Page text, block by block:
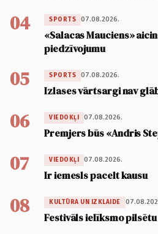
04 SPORTS 07.08.2026.
«Salacas Mauciens»
piedzīvojumu
05 SPORTS 07.08.2026.
Izlases vārtsargi nav
06 VIEDOKĻI 07.08.2026.
Premjers būs «Andris
07 VIEDOKĻI 07.08.2026.
Ir iemesls pacelt kausu
08 KULTŪRA UN IZKLAIDE
Festivāls ielīksmo pilsētu